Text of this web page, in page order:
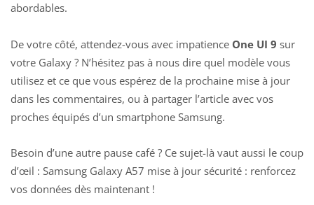
abordables.
De votre côté, attendez-vous avec impatience One UI 9 sur
votre Galaxy ? N’hésitez pas à nous dire quel modèle vous
utilisez et ce que vous espérez de la prochaine mise à jour
dans les commentaires, ou à partager l’article avec vos
proches équipés d’un smartphone Samsung.
Besoin d’une autre pause café ? Ce sujet-là vaut aussi le coup
d’œil : Samsung Galaxy A57 mise à jour sécurité : renforcez
vos données dès maintenant !